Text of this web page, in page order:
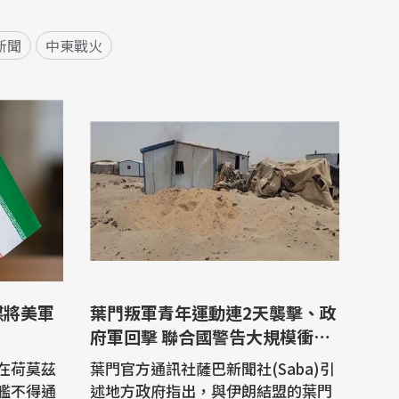
聞 中東戰火
美軍
荷莫茲
不得通
葉門叛軍青年運動連2天襲擊、政
府軍回擊 聯合國警告大規模衝突
重燃
葉門官方通訊社薩巴新聞社(Saba)引
述地方政府指出，與伊朗結盟的葉門